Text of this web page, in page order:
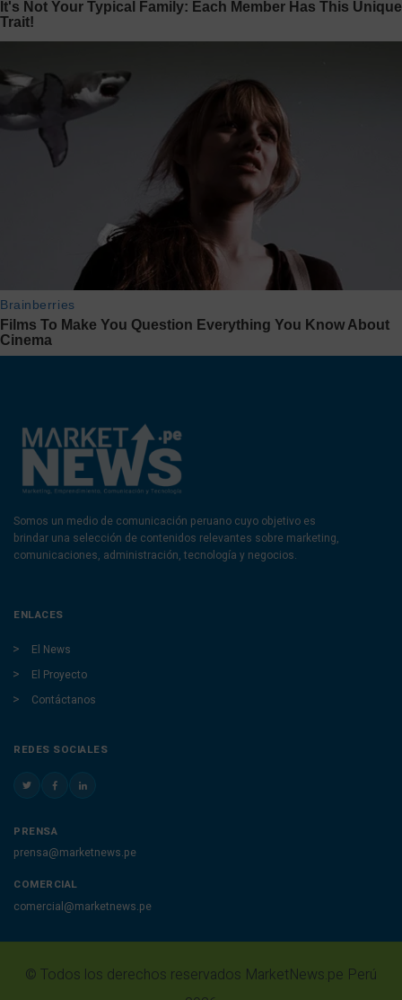
Somos un medio de comunicación peruano cuyo objetivo es
brindar una selección de contenidos relevantes sobre marketing,
comunicaciones, administración, tecnología y negocios.
ENLACES
El News
El Proyecto
Contáctanos
REDES SOCIALES
PRENSA
prensa@marketnews.pe
COMERCIAL
comercial@marketnews.pe
© Todos los derechos reservados MarketNews.pe Perú